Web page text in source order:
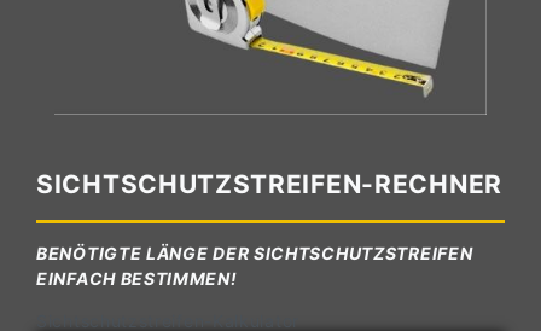
SICHTSCHUTZSTREIFEN-RECHNER
BENÖTIGTE LÄNGE DER SICHTSCHUTZSTREIFEN
EINFACH BESTIMMEN!